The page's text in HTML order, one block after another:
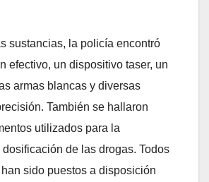
sustancias, la policía encontró
efectivo, un dispositivo taser, un
armas blancas y diversas
También se hallaron
utilizados para la
de las drogas. Todos
sido puestos a disposición